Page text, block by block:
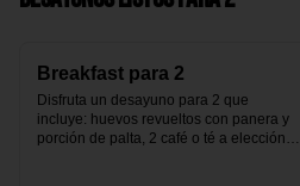
Breakfast para 2
Disfruta un desayuno para 2 que
incluye: huevos revueltos con panera y
porción de palta, 2 café o té a elección, 2